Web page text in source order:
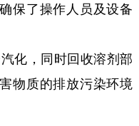
保了操作人员及设备
化，同时回收溶剂部
物质的排放污染环境